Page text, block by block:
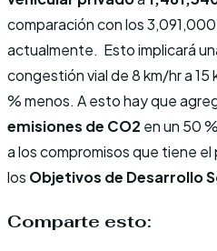
comparación con los
actualmente. Esto implicará
congestión vial de 8 km/hr a
% menos. A esto hay que
emisiones de CO2 en un 50
a los compromisos que tiene
los Objetivos de Desarrollo
Comparte esto: